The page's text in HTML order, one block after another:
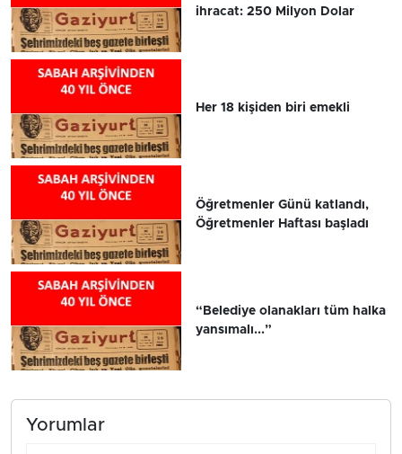
ihracat: 250 Milyon Dolar
Her 18 kişiden biri emekli
Öğretmenler Günü katlandı,
Öğretmenler Haftası başladı
“Belediye olanakları tüm halka
yansımalı...”
Yorumlar